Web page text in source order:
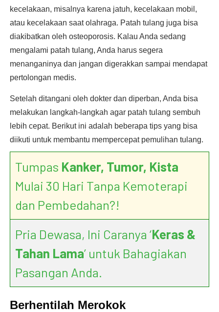
kecelakaan, misalnya karena jatuh, kecelakaan mobil,
atau kecelakaan saat olahraga. Patah tulang juga bisa
diakibatkan oleh osteoporosis. Kalau Anda sedang
mengalami patah tulang, Anda harus segera
menanganinya dan jangan digerakkan sampai mendapat
pertolongan medis.
Setelah ditangani oleh dokter dan diperban, Anda bisa
melakukan langkah-langkah agar patah tulang sembuh
lebih cepat. Berikut ini adalah beberapa tips yang bisa
diikuti untuk membantu mempercepat pemulihan tulang.
Tumpas Kanker, Tumor, Kista
Mulai 30 Hari Tanpa Kemoterapi
dan Pembedahan?!
Pria Dewasa, Ini Caranya ‘Keras &
Tahan Lama’ untuk Bahagiakan
Pasangan Anda.
Berhentilah Merokok